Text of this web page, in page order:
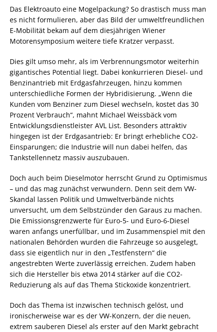
Das Elektroauto eine Mogelpackung? So drastisch muss man
es nicht formulieren, aber das Bild der umweltfreundlichen
E-Mobilität bekam auf dem diesjährigen Wiener
Motorensymposium weitere tiefe Kratzer verpasst.
Dies gilt umso mehr, als im Verbrennungsmotor weiterhin
gigantisches Potential liegt. Dabei konkurrieren Diesel- und
Benzinantrieb mit Erdgasfahrzeugen, hinzu kommen
unterschiedliche Formen der Hybridisierung. „Wenn die
Kunden vom Benziner zum Diesel wechseln, kostet das 30
Prozent Verbrauch“, mahnt Michael Weissbäck vom
Entwicklungsdienstleister AVL List. Besonders attraktiv
hingegen ist der Erdgasantrieb: Er bringt erhebliche CO2-
Einsparungen; die Industrie will nun dabei helfen, das
Tankstellennetz massiv auszubauen.
Doch auch beim Dieselmotor herrscht Grund zu Optimismus
– und das mag zunächst verwundern. Denn seit dem VW-
Skandal lassen Politik und Umweltverbände nichts
unversucht, um dem Selbstzünder den Garaus zu machen.
Die Emissionsgrenzwerte für Euro-5- und Euro-6-Diesel
waren anfangs unerfüllbar, und im Zusammenspiel mit den
nationalen Behörden wurden die Fahrzeuge so ausgelegt,
dass sie eigentlich nur in den „Testfenstern“ die
angestrebten Werte zuverlässig erreichen. Zudem haben
sich die Hersteller bis etwa 2014 stärker auf die CO2-
Reduzierung als auf das Thema Stickoxide konzentriert.
Doch das Thema ist inzwischen technisch gelöst, und
ironischerweise war es der VW-Konzern, der die neuen,
extrem sauberen Diesel als erster auf den Markt gebracht